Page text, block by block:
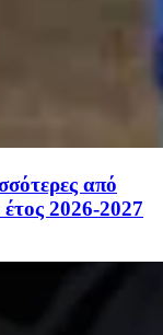
από
2026-2027